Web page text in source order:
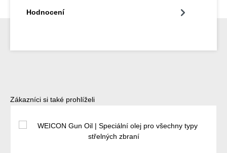
Hodnocení
Přeskočit galerii produktů
Zákazníci si také prohlíželi